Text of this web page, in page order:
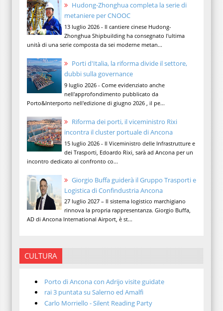
Hudong-Zhonghua completa la serie di
metaniere per CNOOC
13 luglio 2026 - Il cantiere cinese Hudong-
Zhonghua Shipbuilding ha consegnato l'ultima
unità di una serie composta da sei moderne metan...
Porti d'Italia, la riforma divide il settore,
dubbi sulla governance
9 luglio 2026 - Come evidenziato anche
nell'approfondimento pubblicato da
Porto&Interporto nell'edizione di giugno 2026 , il pe...
Riforma dei porti, il viceministro Rixi
incontra il cluster portuale di Ancona
15 luglio 2026 - Il Viceministro delle Infrastrutture e
dei Trasporti, Edoardo Rixi, sarà ad Ancona per un
incontro dedicato al confronto co...
Giorgio Buffa guiderà il Gruppo Trasporti e
Logistica di Confindustria Ancona
27 luglio 2027 – Il sistema logistico marchigiano
rinnova la propria rappresentanza. Giorgio Buffa,
AD di Ancona International Airport, è st...
CULTURA
Porto di Ancona con Adrijo visite guidate
rai 3 puntata su Salerno ed Amalfi
Carlo Morriello - Silent Reading Party